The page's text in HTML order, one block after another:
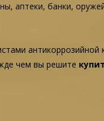
аптеки, банки,
антикоррозийной
чем вы решите